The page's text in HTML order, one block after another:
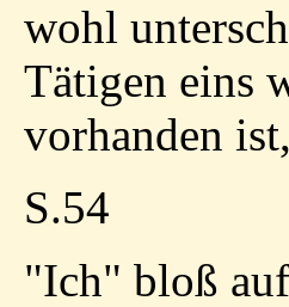
wohl
Tätigen eins
vorhanden
S.54
"Ich" bloß